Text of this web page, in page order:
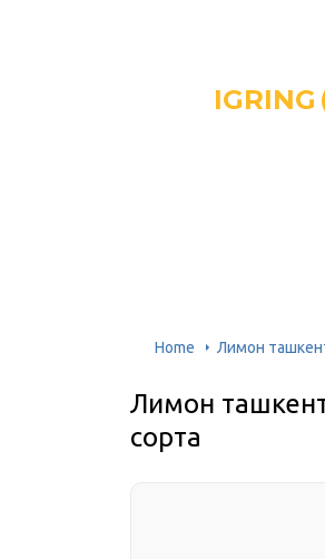
IGRING
Home Лимон
Лимон
сорта